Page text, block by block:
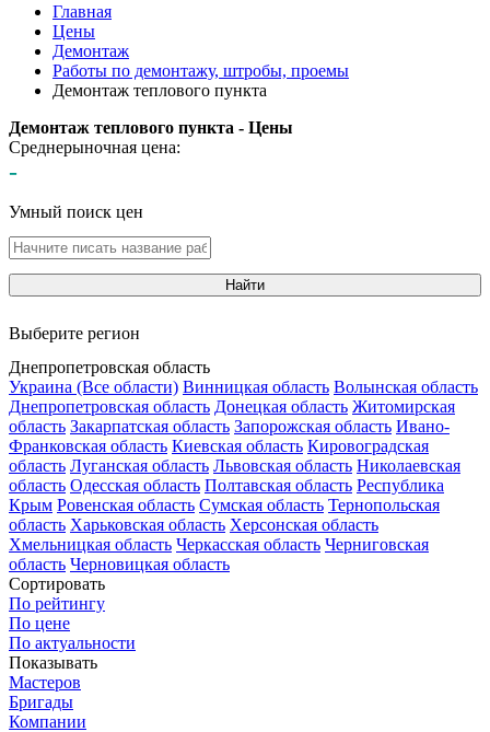
Главная
Цены
Демонтаж
Работы по демонтажу, штробы, проемы
Демонтаж теплового пункта
Демонтаж теплового пункта - Цены
Среднерыночная цена:
-
Умный поиск цен
Найти
Выберите регион
Днепропетровская область
Украина (Все области) Винницкая область Волынская область
Днепропетровская область Донецкая область Житомирская
область Закарпатская область Запорожская область Ивано-
Франковская область Киевская область Кировоградская
область Луганская область Львовская область Николаевская
область Одесская область Полтавская область Республика
Крым Ровенская область Сумская область Тернопольская
область Харьковская область Херсонская область
Хмельницкая область Черкасская область Черниговская
область Черновицкая область
Сортировать
По рейтингу
По цене
По актуальности
Показывать
Мастеров
Бригады
Компании